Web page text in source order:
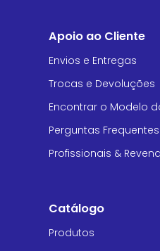
Apoio ao Cliente
Envios e Entregas
Trocas e Devoluções
Encontrar o Modelo
Perguntas Frequentes
Profissionais &
Catálogo
Produtos